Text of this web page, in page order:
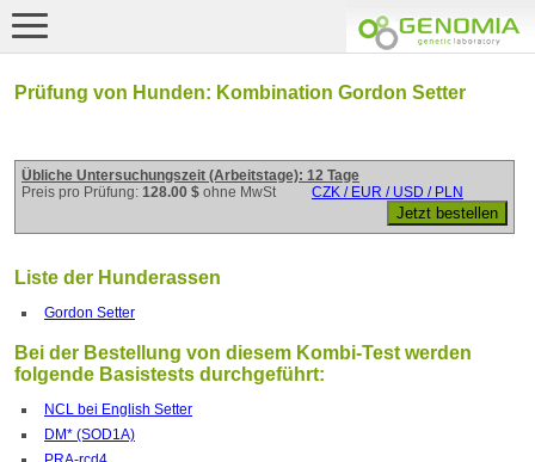
Prüfung von Hunden: Kombination Gordon Setter
Übliche Untersuchungszeit (Arbeitstage): 12 Tage
Preis pro Prüfung: 128.00 $ ohne MwSt CZK / EUR / USD / PLN
Liste der Hunderassen
Gordon Setter
Bei der Bestellung von diesem Kombi-Test werden
folgende Basistests durchgeführt:
NCL bei English Setter
DM* (SOD1A)